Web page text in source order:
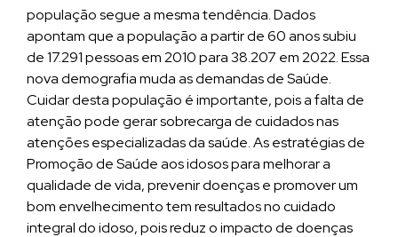
população segue a mesma tendência. Dados
apontam que a população a partir de 60 anos subiu
de 17.291 pessoas em 2010 para 38.207 em 2022. Essa
nova demografia muda as demandas de Saúde.
Cuidar desta população é importante, pois a falta de
atenção pode gerar sobrecarga de cuidados nas
atenções especializadas da saúde. As estratégias de
Promoção de Saúde aos idosos para melhorar a
qualidade de vida, prevenir doenças e promover um
bom envelhecimento tem resultados no cuidado
integral do idoso, pois reduz o impacto de doenças